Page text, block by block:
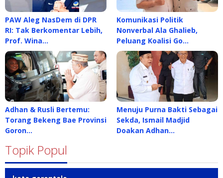
PAW Aleg NasDem di DPR
RI: Tak Berkomentar Lebih,
Prof. Wina…
Komunikasi Politik
Nonverbal Ala Ghalieb,
Peluang Koalisi Go…
Adhan & Rusli Bertemu:
Torang Bekeng Bae Provinsi
Goron…
Menuju Purna Bakti Sebagai
Sekda, Ismail Madjid
Doakan Adhan…
Topik Popul